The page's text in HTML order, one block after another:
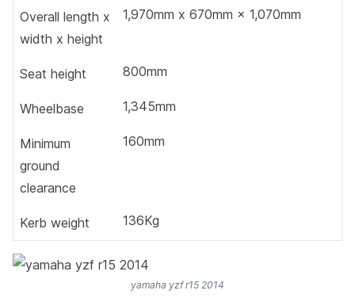
Overall length x
width x height
1,970mm x 670mm × 1,070mm
Seat height 800mm
Wheelbase 1,345mm
Minimum
ground
clearance
160mm
Kerb weight 136Kg
yamaha yzf r15 2014